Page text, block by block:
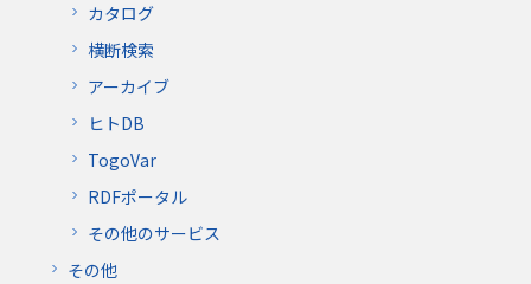
カタログ
横断検索
アーカイブ
ヒトDB
TogoVar
RDFポータル
その他のサービス
その他